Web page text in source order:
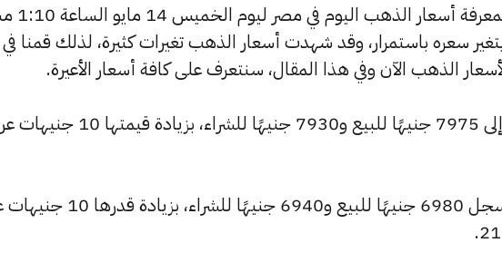
يسعى العديد من
سعره باستمرار، وقد شهدت أسعار الذهب تغيرات كثيرة، لذلك قمنا
ارتفع سعر عيار 24 ليصل إلى 7975 جنيهًا للبيع و7930 جنيهًا
كما ارتفع سعر عيار 21 ليسجل 6980 جنيهًا للبيع و6940 جنيهًا للشراء،